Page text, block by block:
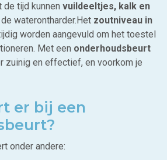
de tijd kunnen vuildeeltjes, kalk en
waterontharder.Het zoutniveau in
worden aangevuld om het toestel
Met een onderhoudsbeurt
zuinig en effectief, en voorkom je
er bij een
onder andere: